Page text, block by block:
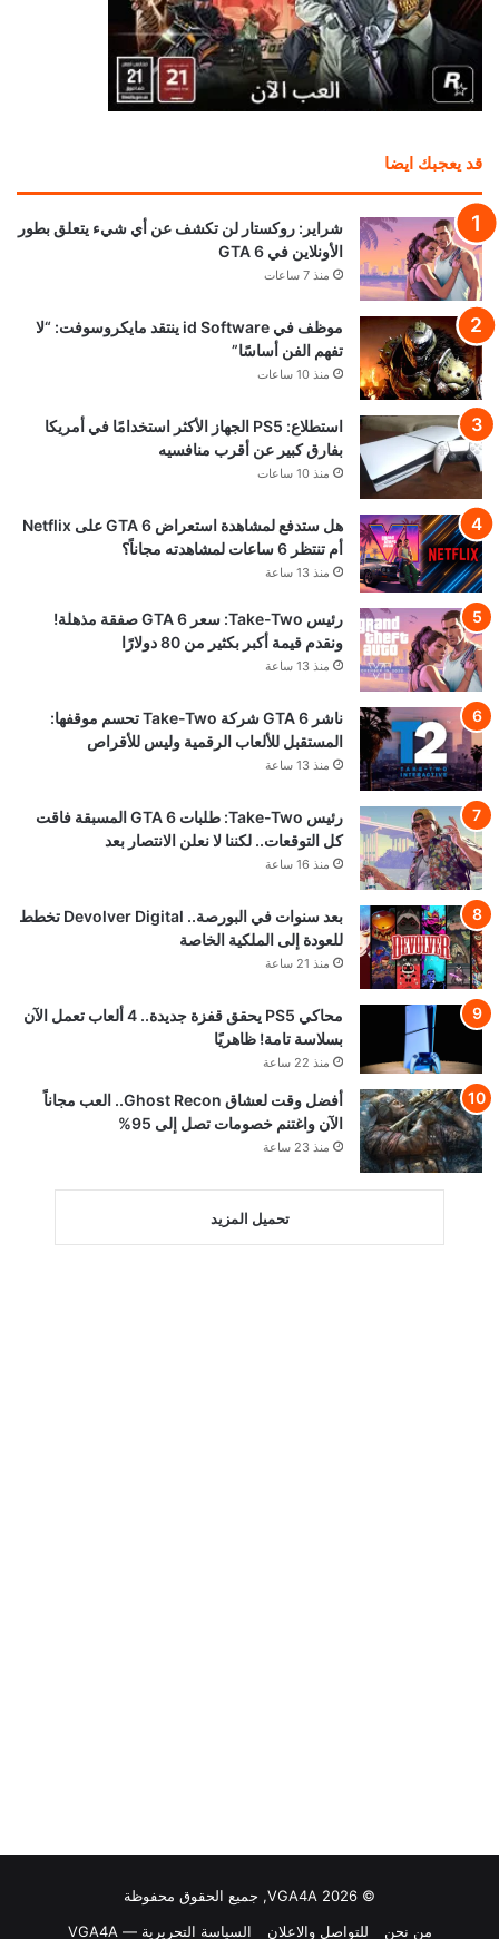
قد يعجبك ايضا
شراير: روكستار لن تكشف عن أي شيء يتعلق بطور
الأونلاين في GTA 6
منذ 7 ساعات
موظف في id Software ينتقد مايكروسوفت: “لا
تفهم الفن أساسًا”
منذ 10 ساعات
استطلاع: PS5 الجهاز الأكثر استخدامًا في أمريكا
بفارق كبير عن أقرب منافسيه
منذ 10 ساعات
هل ستدفع لمشاهدة استعراض GTA 6 على Netflix
أم تنتظر 6 ساعات لمشاهدته مجاناً؟
منذ 13 ساعة
رئيس Take-Two: سعر GTA 6 صفقة مذهلة!
ونقدم قيمة أكبر بكثير من 80 دولارًا
منذ 13 ساعة
ناشر GTA 6 شركة Take-Two تحسم موقفها:
المستقبل للألعاب الرقمية وليس للأقراص
منذ 13 ساعة
رئيس Take-Two: طلبات GTA 6 المسبقة فاقت
كل التوقعات.. لكننا لا نعلن الانتصار بعد
منذ 16 ساعة
بعد سنوات في البورصة.. Devolver Digital تخطط
للعودة إلى الملكية الخاصة
منذ 21 ساعة
محاكي PS5 يحقق قفزة جديدة.. 4 ألعاب تعمل الآن
بسلاسة تامة! ظاهريًا
منذ 22 ساعة
أفضل وقت لعشاق Ghost Recon.. العب مجاناً
الآن واغتنم خصومات تصل إلى 95%
منذ 23 ساعة
تحميل المزيد
© VGA4A 2026, جميع الحقوق محفوظة
من نحن
للتواصل والاعلان السياسة التحريرية — VGA4A